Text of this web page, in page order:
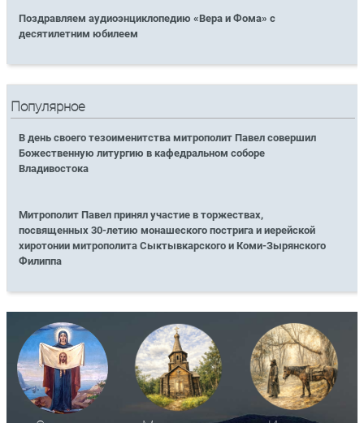
Поздравляем аудиоэнциклопедию «Вера и Фома» с
десятилетним юбилеем
Популярное
В день своего тезоименитства митрополит Павел совершил
Божественную литургию в кафедральном соборе
Владивостока
Митрополит Павел принял участие в торжествах,
посвященных 30-летию монашеского пострига и иерейской
хиротонии митрополита Сыктывкарского и Коми-Зырянского
Филиппа